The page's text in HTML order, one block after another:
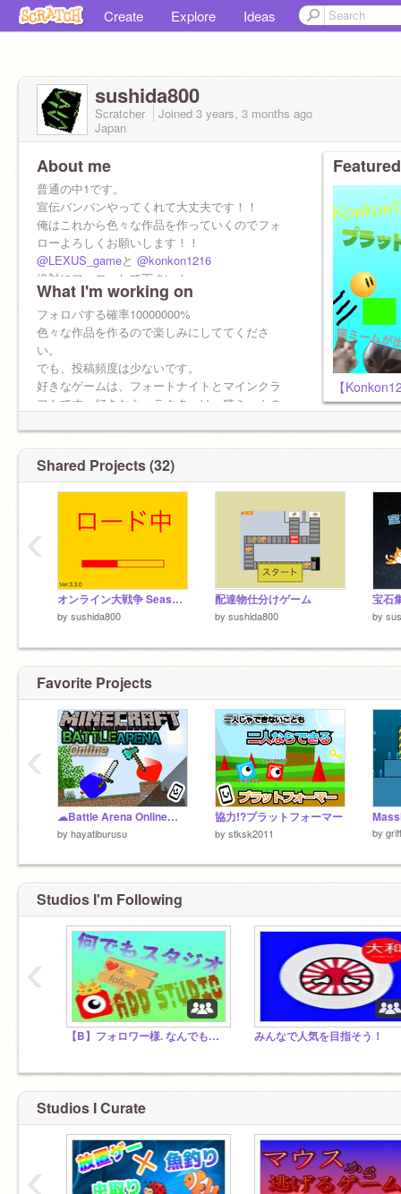
Create Explore Ideas
sushida800
Scratcher Joined 3 years, 3 months ago
Japan
About me
普通の中1です。
宣伝バンバンやってくれて大丈夫です！！
俺はこれから色々な作品を作っていくのでフォ
ローよろしくお願いします！！
@LEXUS_gameと @konkon1216
絶対にフォローして下さい！
俺のことをフォローしてくれたら、
1000000000000%でフォロバします！
What I'm working on
フォロバする確率10000000%
色々な作品を作るので楽しみにしててくださ
い。
でも、投稿頻度は少ないです。
好きなゲームは、フォートナイトとマインクラ
フトです。好きなキャラクターは、猫ミームの
す。
それと、マッシュとヒロアカの轟焦凍とかの
アニメキャラも好きです。
Shared Projects (32)
オンライン大戦争 Season3 remix
by sushida800
配達物仕分けゲーム
by sushida800
宝石
by
‹
Favorite Projects
☁Battle Arena Online☁ [マインクラフト バトルアリーナ！]
by hayatiburusu
協力!?プラットフォーマー
by stksk2011 by
‹
Studios I'm Following
【B】フォロワー様. なんでもスタジオ みんなで人気を目指そう！
‹
Studios I Curate
‹